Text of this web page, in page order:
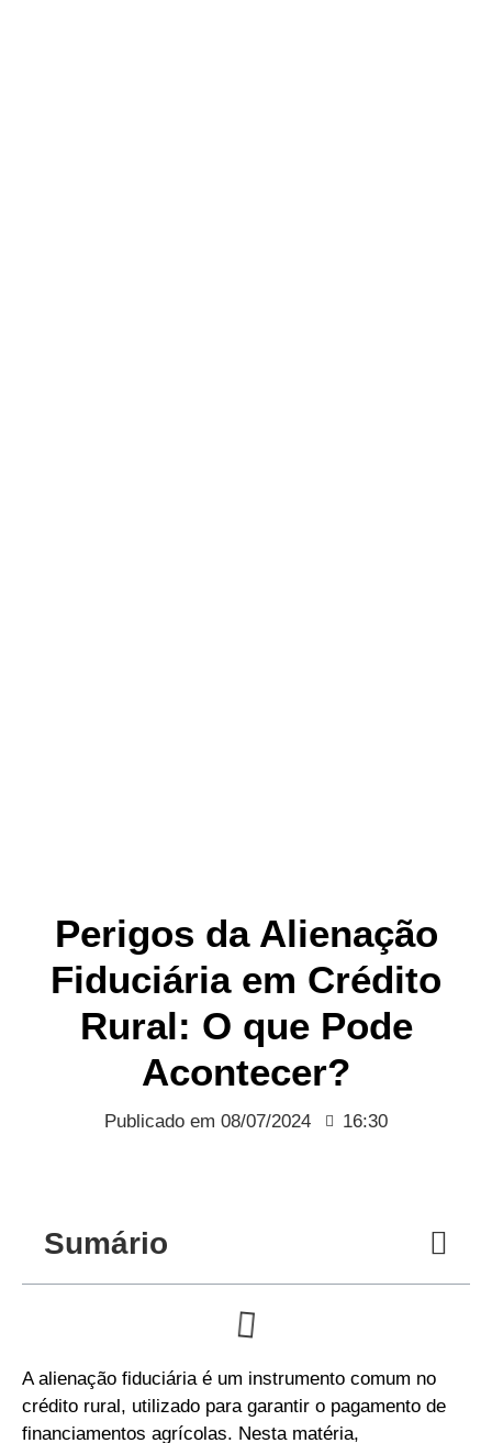
Perigos da Alienação
Fiduciária em Crédito
Rural: O que Pode
Acontecer?
Publicado em 08/07/2024 16:30
Sumário
A alienação fiduciária é um instrumento comum no
crédito rural, utilizado para garantir o pagamento de
financiamentos agrícolas. Nesta matéria,